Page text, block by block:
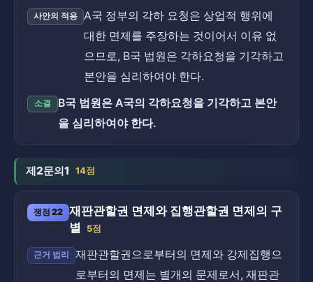
사안의 적용
A국 정부의 각하 요청은 상업적 행위에
대한 면제를 주장하는 것이어서 이유 없
으므로, B국 법원은 각하요청을 기각하고
본안을 심리하여야 한다.
소결
B국 법원은 A국의 각하요청을 기각하고 본안
을 심리하여야 한다.
제2문의1 14점
쟁점 22 재판관할권 면제와 집행관할권 면제의 구
별
5점
근거 법리
재판관할권으로부터의 면제와 강제집행으
로부터의 면제는 별개의 문제로서, 재판관